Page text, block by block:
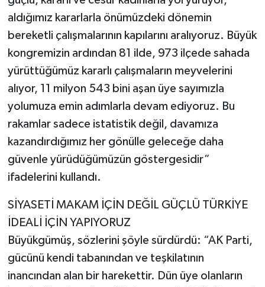
aldığımız kararlarla önümüzdeki dönemin
bereketli çalışmalarının kapılarını aralıyoruz. Büyük
kongremizin ardından 81 ilde, 973 ilçede sahada
yürüttüğümüz kararlı çalışmaların meyvelerini
alıyor, 11 milyon 543 bini aşan üye sayımızla
yolumuza emin adımlarla devam ediyoruz. Bu
rakamlar sadece istatistik değil, davamıza
kazandırdığımız her gönülle geleceğe daha
güvenle yürüdüğümüzün göstergesidir”
ifadelerini kullandı.
SİYASETİ MAKAM İÇİN DEĞİL GÜÇLÜ TÜRKİYE
İDEALİ İÇİN YAPIYORUZ
Büyükgümüş, sözlerini şöyle sürdürdü: “AK Parti,
gücünü kendi tabanından ve teşkilatının
inancından alan bir harekettir. Dün üye olanların